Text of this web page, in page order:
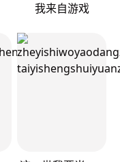
我来自游戏